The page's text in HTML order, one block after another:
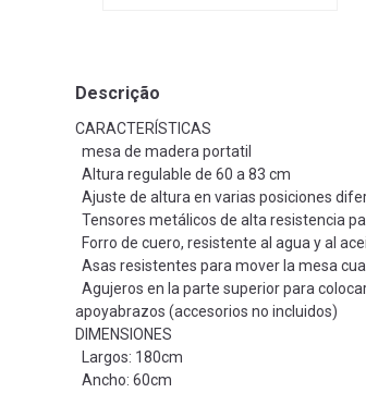
Descrição
CARACTERÍSTICAS
mesa de madera portatil
Altura regulable de 60 a 83 cm
Ajuste de altura en varias posiciones
Tensores metálicos de alta resistencia
Forro de cuero, resistente al agua y al
Asas resistentes para mover la mesa
Agujeros en la parte superior para
apoyabrazos (accesorios no incluidos)
DIMENSIONES
Largos: 180cm
Ancho: 60cm